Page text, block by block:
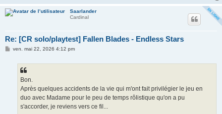
Saarlander
Cardinal
Re: [CR solo/playtest] Fallen Blades - Endless Stars
Mven. mai 22, 2026 4:12 pm
Bon.
Après quelques accidents de la vie qui m'ont fait privilégier le jeu en
duo avec Madame pour le peu de temps rôlistique qu'on a pu
s'accorder, je reviens vers ce fil...